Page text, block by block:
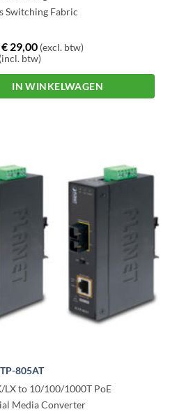
Switching Fabric
€ 29,00 (excl. btw)
(incl. btw)
IN WINKELWAGEN
805AT
LX to 10/100/1000T PoE
Media Converter